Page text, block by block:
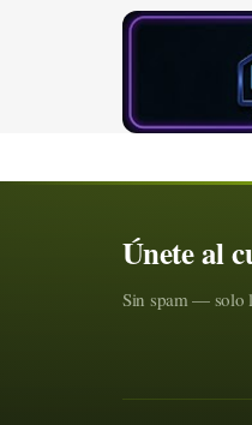
Únete al
Sin spam — solo